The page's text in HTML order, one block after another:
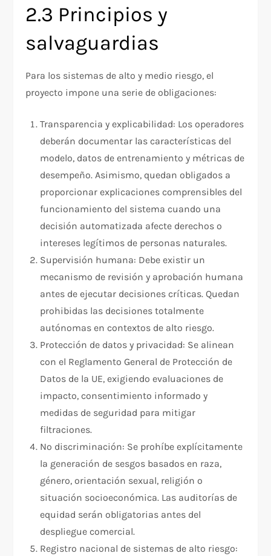
2.3 Principios y
salvaguardias
Para los sistemas de alto y medio riesgo, el
proyecto impone una serie de obligaciones:
Transparencia y explicabilidad: Los operadores
deberán documentar las características del
modelo, datos de entrenamiento y métricas de
desempeño. Asimismo, quedan obligados a
proporcionar explicaciones comprensibles del
funcionamiento del sistema cuando una
decisión automatizada afecte derechos o
intereses legítimos de personas naturales.
Supervisión humana: Debe existir un
mecanismo de revisión y aprobación humana
antes de ejecutar decisiones críticas. Quedan
prohibidas las decisiones totalmente
autónomas en contextos de alto riesgo.
Protección de datos y privacidad: Se alinean
con el Reglamento General de Protección de
Datos de la UE, exigiendo evaluaciones de
impacto, consentimiento informado y
medidas de seguridad para mitigar
filtraciones.
No discriminación: Se prohíbe explícitamente
la generación de sesgos basados en raza,
género, orientación sexual, religión o
situación socioeconómica. Las auditorías de
equidad serán obligatorias antes del
despliegue comercial.
Registro nacional de sistemas de alto riesgo: